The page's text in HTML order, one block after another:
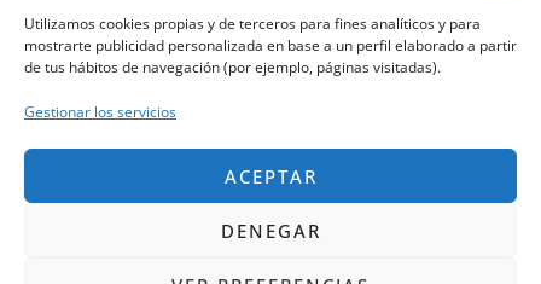
Utilizamos cookies propias y de terceros para fines analíticos y para
mostrarte publicidad personalizada en base a un perfil elaborado a partir
de tus hábitos de navegación (por ejemplo, páginas visitadas).
Gestionar los servicios
ACEPTAR
DENEGAR
Y AVISO DE PRIVACIDAD
POLÍTICA DE COOKIES